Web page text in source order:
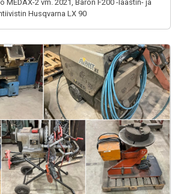
MEDAX-2 vm. 2021, Baron F200 -laastin- ja
Husqvarna LX 90